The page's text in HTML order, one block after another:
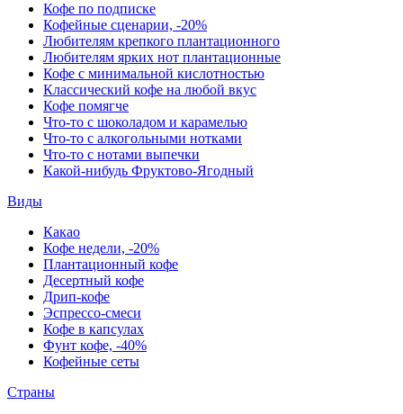
Кофе по подписке
Кофейные сценарии, -20%
Любителям крепкого плантационного
Любителям ярких нот плантационные
Кофе с минимальной кислотностью
Классический кофе на любой вкус
Кофе помягче
Что-то с шоколадом и карамелью
Что-то с алкогольными нотками
Что-то с нотами выпечки
Какой-нибудь Фруктово-Ягодный
Виды
Какао
Кофе недели, -20%
Плантационный кофе
Десертный кофе
Дрип-кофе
Эспрессо-смеси
Кофе в капсулах
Фунт кофе, -40%
Кофейные сеты
Страны